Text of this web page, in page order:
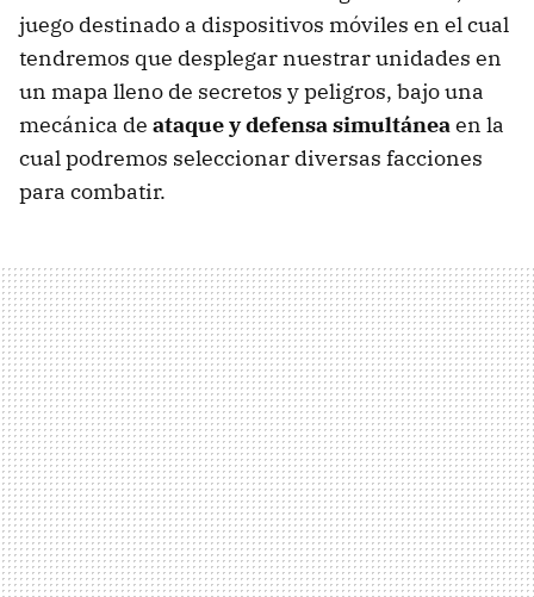
juego destinado a dispositivos móviles en el cual
tendremos que desplegar nuestrar unidades en
un mapa lleno de secretos y peligros, bajo una
mecánica de ataque y defensa simultáneaen la
cual podremos seleccionar diversas facciones
para combatir.